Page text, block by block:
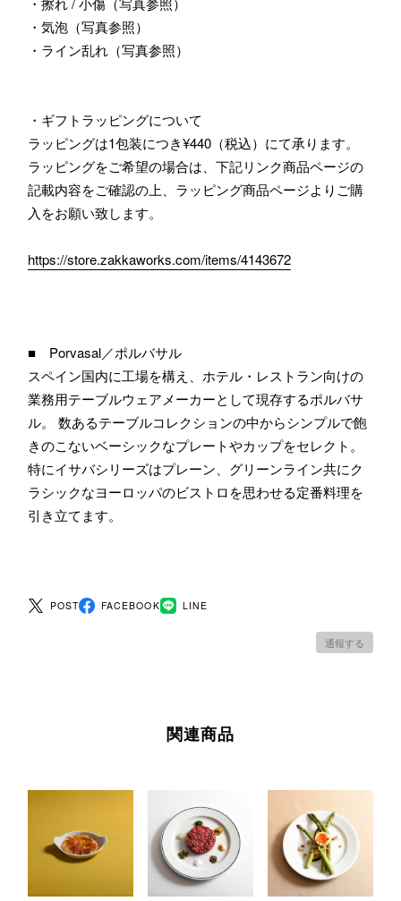
・気泡（写真参照）
・ライン乱れ（写真参照）
・ギフトラッピングについて
ラッピングは1包装につき¥440（税込）にて承ります。
ラッピングをご希望の場合は、下記リンク商品ページの
記載内容をご確認の上、ラッピング商品ページよりご購
入をお願い致します。
https://store.zakkaworks.com/items/4143672
■ Porvasal／ポルバサル
スペイン国内に工場を構え、ホテル・レストラン向けの
業務用テーブルウェアメーカーとして現存するポルバサ
ル。 数あるテーブルコレクションの中からシンプルで飽
きのこないベーシックなプレートやカップをセレクト。
特にイサバシリーズはプレーン、グリーンライン共にク
ラシックなヨーロッパのビストロを思わせる定番料理を
引き立てます。
POST FACEBOOK LINE
通報する
関連商品